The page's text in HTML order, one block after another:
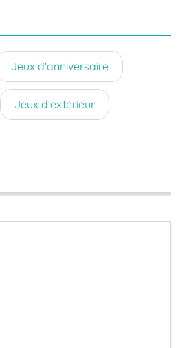
Jeux d'anniversaire
Jeux d'extérieur